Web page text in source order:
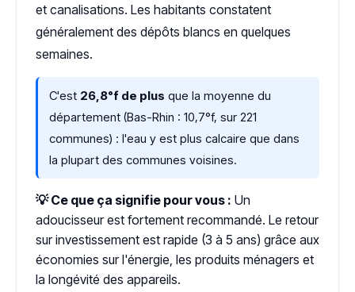
et canalisations. Les habitants constatent
généralement des dépôts blancs en quelques
semaines.
C'est 26,8°f de plus que la moyenne du
département (Bas-Rhin : 10,7°f, sur 221
communes) : l'eau y est plus calcaire que dans
la plupart des communes voisines.
💡 Ce que ça signifie pour vous : Un
adoucisseur est fortement recommandé. Le retour
sur investissement est rapide (3 à 5 ans) grâce aux
économies sur l'énergie, les produits ménagers et
la longévité des appareils.